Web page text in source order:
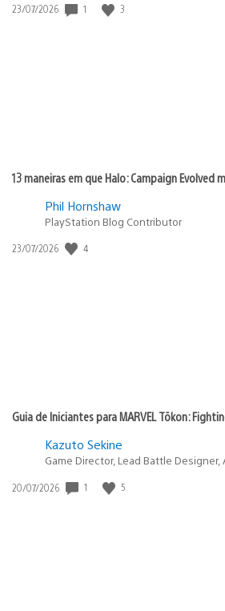
Data
23/07/2026 1 3
13 maneiras em que Halo: Campaign Evolved
Phil Hornshaw
PlayStation Blog Contributor
Data
23/07/2026 4
Guia de Iniciantes para MARVEL Tōkon:
Kazuto Sekine
Game Director, Lead Battle Designer,
Data
20/07/2026 1 5